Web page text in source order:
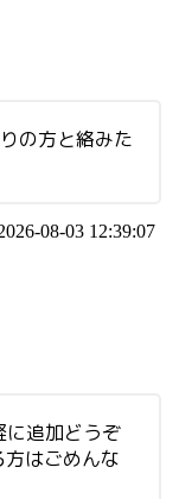
の方と絡みた
08-03 12:39:07
に追加どうぞ
はごめんな